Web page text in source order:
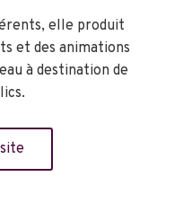
elle produit
et des animations
à destination de